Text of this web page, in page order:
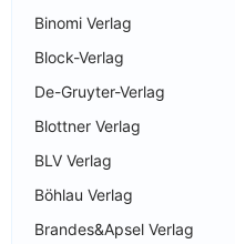
Binomi Verlag
Block-Verlag
De-Gruyter-Verlag
Blottner Verlag
BLV Verlag
Böhlau Verlag
Brandes&Apsel Verlag